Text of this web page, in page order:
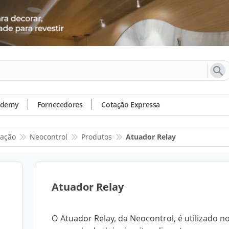
Fornecedores Cotação Expressa
Neocontrol Produtos Atuador Relay
Atuador Relay
O Atuador Relay, da Neocontrol, é utilizado no